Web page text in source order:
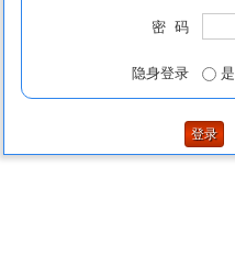
密 码
隐身登录 是